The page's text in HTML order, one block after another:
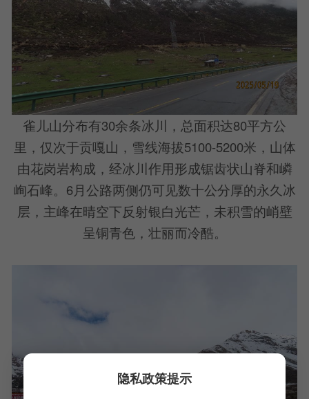
雀儿山分布有30余条冰川，总面积达80平方公
里，仅次于贡嘎山，雪线海拔5100-5200米，山体
由花岗岩构成，经冰川作用形成锯齿状山脊和嶙
峋石峰。6月公路两侧仍可见数十公分厚的永久冰
层，主峰在晴空下反射银白光芒，未积雪的峭壁
呈铜青色，壮丽而冷酷。
隐私政策提示